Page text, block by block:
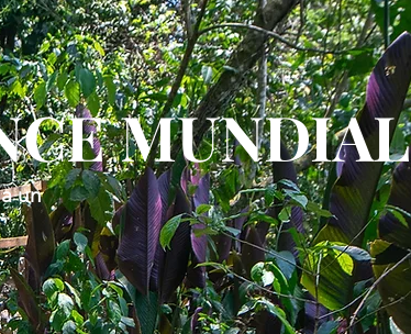
MUNDIAL
un